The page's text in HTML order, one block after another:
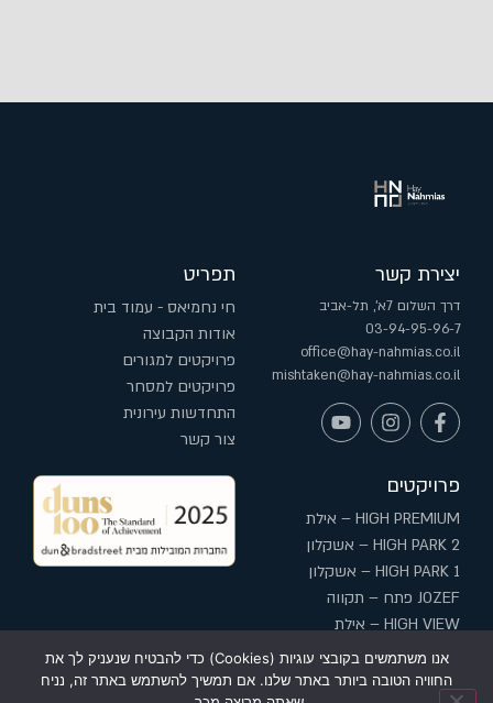
יצירת קשר
דרך השלום 7א', תל-אביב
03-94-95-96-7
office@hay-nahmias.co.il
mishtaken@hay-nahmias.co.il
תפריט
חי נחמיאס - עמוד בית
אודות הקבוצה
פרויקטים למגורים
פרויקטים למסחר
התחדשות עירונית
צור קשר
פרויקטים
HIGH PREMIUM – אילת
HIGH PARK 2 – אשקלון
HIGH PARK 1 – אשקלון
JOZEF פתח – תקווה
HIGH VIEW – אילת
HIGH בשדרה – עפולה
אנו משתמשים בקובצי עוגיות (Cookies) כדי להבטיח שנעניק לך את
החוויה הטובה ביותר באתר שלנו. אם תמשיך להשתמש באתר זה, נניח